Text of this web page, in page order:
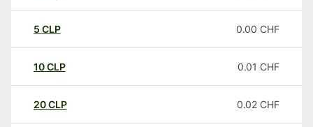
5 CLP 0.00 CHF
10CLP 0.01 CHF
20CLP 0.02 CHF